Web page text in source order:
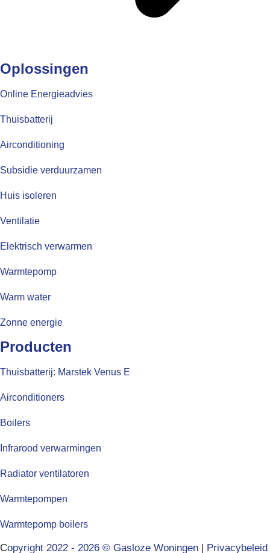
Oplossingen
Online Energieadvies
Thuisbatterij
Airconditioning
Subsidie verduurzamen
Huis isoleren
Ventilatie
Elektrisch verwarmen
Warmtepomp
Warm water
Zonne energie
Producten
Thuisbatterij: Marstek Venus E
Airconditioners
Boilers
Infrarood verwarmingen
Radiator ventilatoren
Warmtepompen
Warmtepomp boilers
Copyright 2022 - 2026 © Gasloze Woningen | Privacybeleid